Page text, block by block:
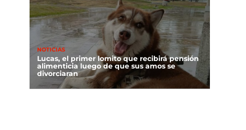
NOTICIAS
Lucas, el primer lomito que recibirá pensión
alimenticia luego de que sus amos se
divorciaran